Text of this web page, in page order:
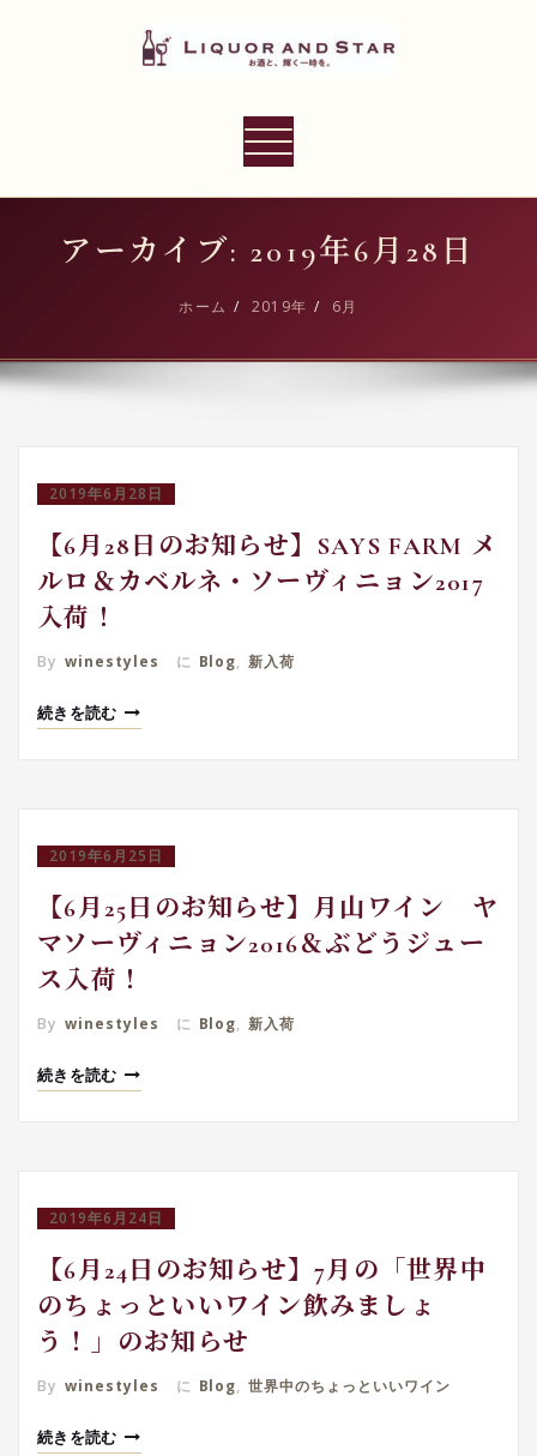
プ
LIQUOR AND STAR
ナ
ョ
切
アーカイブ: 2019年6月28日
ホーム 2019年 6月
2019年6月28日
【6月28日のお知らせ】SAYS FARM メ
ルロ＆カベルネ・ソーヴィニョン2017
入荷！
By winestyles に Blog, 新入荷
続きを読む
2019年6月25日
【6月25日のお知らせ】月山ワイン ヤ
マソーヴィニョン2016＆ぶどうジュー
ス入荷！
By winestyles に Blog, 新入荷
続きを読む
2019年6月24日
【6月24日のお知らせ】7月の「世界中
のちょっといいワイン飲みましょ
う！」のお知らせ
By winestyles に Blog, 世界中のちょっといいワイン
続きを読む